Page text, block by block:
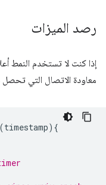
رصد الميزات
إذا كنت لا تستخدم النمط
معاودة الاتصال التي
(timestamp){